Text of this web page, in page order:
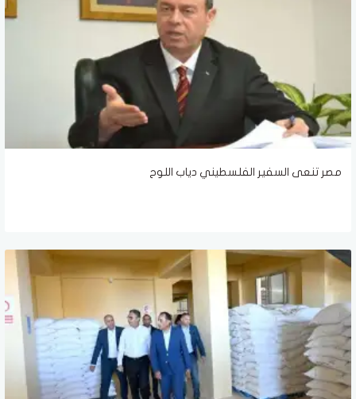
مصر تنعى السفير الفلسطيني دياب اللوح